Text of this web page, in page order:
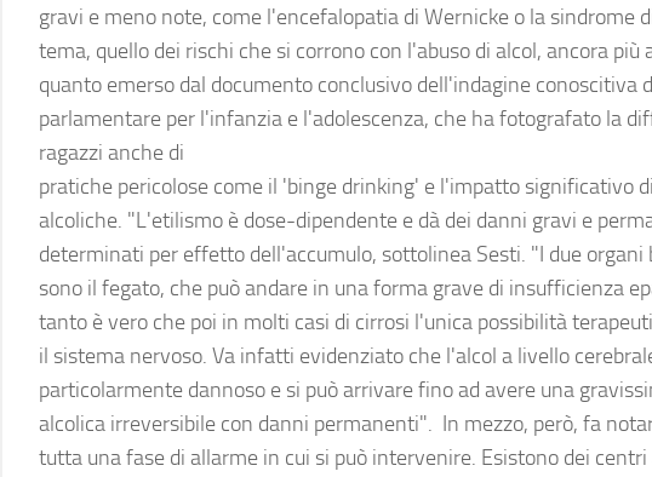
gravi e meno note, come l'encefalopatia di Wernicke o la sindrome
tema, quello dei rischi che si corrono con l'abuso di alcol, ancora più
quanto emerso dal documento conclusivo dell'indagine conoscitiva
parlamentare per l'infanzia e l'adolescenza, che ha fotografato la
ragazzi anche di
pratiche pericolose come il 'binge drinking' e l'impatto significativo
alcoliche. "L'etilismo è dose-dipendente e dà dei danni gravi e
determinati per effetto dell'accumulo, sottolinea Sesti. "I due organi
sono il fegato, che può andare in una forma grave di insufficienza
tanto è vero che poi in molti casi di cirrosi l'unica possibilità
il sistema nervoso. Va infatti evidenziato che l'alcol a livello
particolarmente dannoso e si può arrivare fino ad avere una
alcolica irreversibile con danni permanenti". In mezzo, però, fa
tutta una fase di allarme in cui si può intervenire. Esistono dei centri